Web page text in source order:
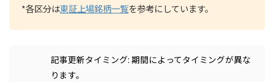
*各区分は東証上場銘柄一覧を参考にしています。
記事更新タイミング: 期間によってタイミングが異な
ります。